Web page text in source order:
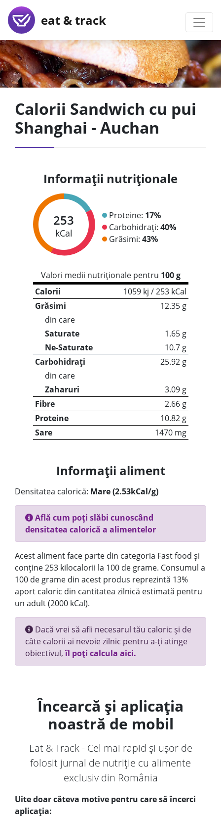
eat & track
Calorii Sandwich cu pui
Shanghai - Auchan
Informații nutriționale
253
kCal
Proteine: 17%
Carbohidrați: 40%
Grăsimi: 43%
Valori medii nutriționale pentru 100 g
Calorii
1059 kj / 253 kCal
Grăsimi
12.35 g
din care
Saturate
1.65 g
Ne-Saturate
10.7 g
Carbohidrați
25.92 g
din care
Zaharuri
3.09 g
Fibre
2.66 g
Proteine
10.82 g
Sare
1470 mg
Informații aliment
Densitatea calorică: Mare (2.53kCal/g)
Află cum poți slăbi cunoscând
densitatea calorică a alimentelor
Acest aliment face parte din categoria Fast food și
conține 253 kilocalorii la 100 de grame. Consumul a
100 de grame din acest produs reprezintă 13%
aport caloric din cantitatea zilnică estimată pentru
un adult (2000 kCal).
Dacă vrei să afli necesarul tău caloric și de
câte calorii ai nevoie zilnic pentru a-ți atinge
obiectivul,îl poți calcula aici.
Încearcă și aplicația
noastră de mobil
Eat & Track - Cel mai rapid și ușor de
folosit jurnal de nutriție cu alimente
exclusiv din România
Uite doar câteva motive pentru care să încerci
aplicația: